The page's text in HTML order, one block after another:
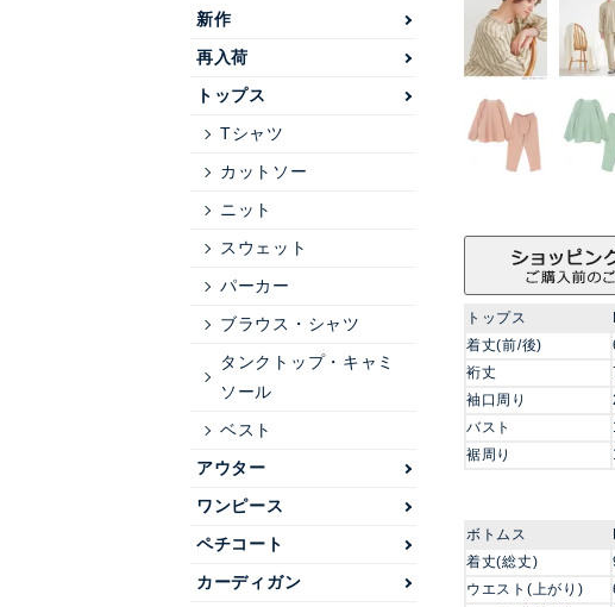
新作
再入荷
トップス
Tシャツ
カットソー
ニット
スウェット
パーカー
ブラウス・シャツ
タンクトップ・キャミ
ソール
ベスト
アウター
ワンピース
ペチコート
カーディガン
トップス
着丈(前/後)
裄丈
袖口周り
バスト
裾周り
ボトムス
着丈(総丈)
ウエスト(上がり)